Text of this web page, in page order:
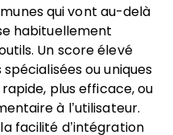
qui vont au-delà
habituellement
Un score élevé
ou uniques
plus efficace, ou
à l’utilisateur.
facilité d’intégration